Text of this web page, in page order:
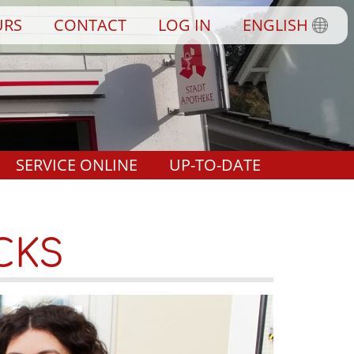
CONTACT LOG IN ENGLISH
SERVICE ONLINE UP-TO-DATE